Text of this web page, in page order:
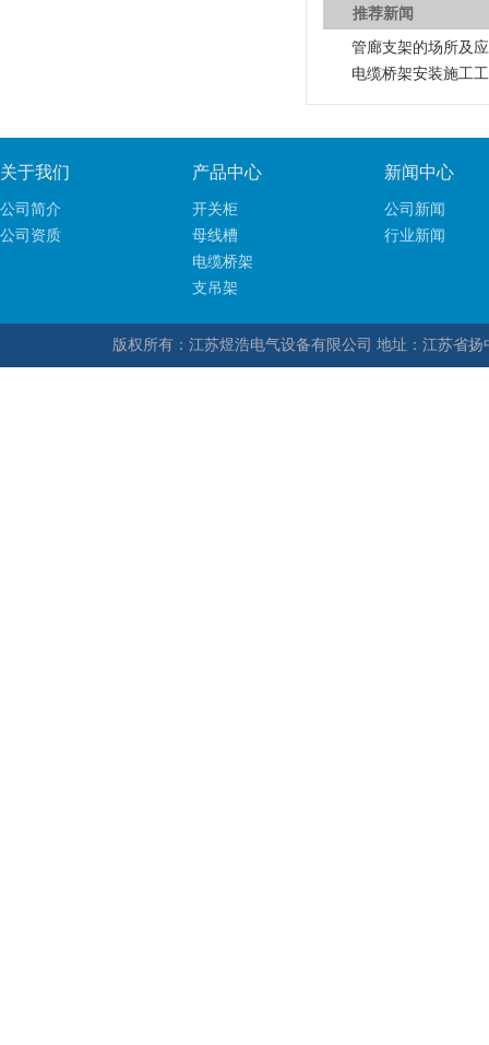
推荐新闻
管廊支架的场所及
电缆桥架安装施工
关于我们
公司简介
公司资质
产品中心
开关柜
母线槽
电缆桥架
支吊架
新闻中心
公司新闻
行业新闻
版权所有：江苏煜浩电气设备有限公司 地址：江苏省